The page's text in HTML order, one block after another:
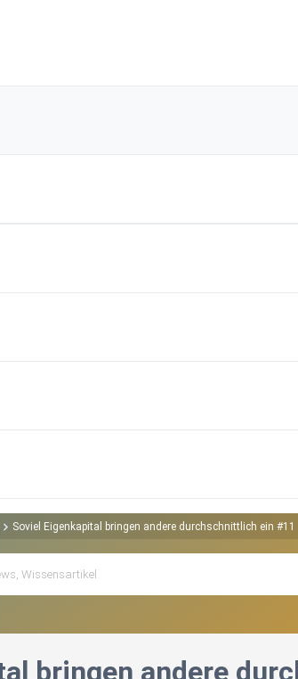
Soviel Eigenkapital bringen andere durchschnittlich ein #11
bringen andere